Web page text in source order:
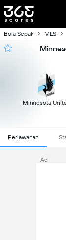
Bola Sepak MLS
Minnesota
Perlawanan
Ad